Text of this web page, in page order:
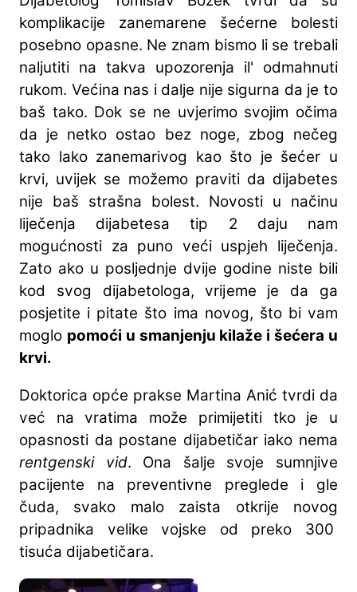
komplikacije zanemarene šećerne bolesti
posebno opasne. Ne znam bismo li se trebali
naljutiti na takva upozorenja il' odmahnuti
rukom. Većina nas i dalje nije sigurna da je to
baš tako. Dok se ne uvjerimo svojim očima
da je netko ostao bez noge, zbog nečeg
tako lako zanemarivog kao što je šećer u
krvi, uvijek se možemo praviti da dijabetes
nije baš strašna bolest. Novosti u načinu
liječenja dijabetesa tip 2 daju nam
mogućnosti za puno veći uspjeh liječenja.
Zato ako u posljednje dvije godine niste bili
kod svog dijabetologa, vrijeme je da ga
posjetite i pitate što ima novog, što bi vam
moglo pomoći u smanjenju kilaže i šećera u
krvi.
Doktorica opće prakse Martina Anić tvrdi da
već na vratima može primijetiti tko je u
opasnosti da postane dijabetičar iako nema
rentgenski vid. Ona šalje svoje sumnjive
pacijente na preventivne preglede i gle
čuda, svako malo zaista otkrije novog
pripadnika velike vojske od preko 300
tisuća dijabetičara.